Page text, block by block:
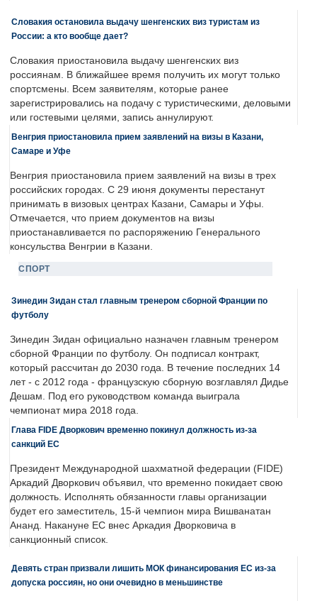
Словакия остановила выдачу шенгенских виз туристам из
России: а кто вообще дает?
Словакия приостановила выдачу шенгенских виз
россиянам. В ближайшее время получить их могут только
спортсмены. Всем заявителям, которые ранее
зарегистрировались на подачу с туристическими, деловыми
или гостевыми целями, запись аннулируют.
Венгрия приостановила прием заявлений на визы в Казани,
Самаре и Уфе
Венгрия приостановила прием заявлений на визы в трех
российских городах. С 29 июня документы перестанут
принимать в визовых центрах Казани, Самары и Уфы.
Отмечается, что прием документов на визы
приостанавливается по распоряжению Генерального
консульства Венгрии в Казани.
СПОРТ
Зинедин Зидан стал главным тренером сборной Франции по
футболу
Зинедин Зидан официально назначен главным тренером
сборной Франции по футболу. Он подписал контракт,
который рассчитан до 2030 года. В течение последних 14
лет - с 2012 года - французскую сборную возглавлял Дидье
Дешам. Под его руководством команда выиграла
чемпионат мира 2018 года.
Глава FIDE Дворкович временно покинул должность из-за
санкций ЕС
Президент Международной шахматной федерации (FIDE)
Аркадий Дворкович объявил, что временно покидает свою
должность. Исполнять обязанности главы организации
будет его заместитель, 15-й чемпион мира Вишванатан
Ананд. Накануне ЕС внес Аркадия Дворковича в
санкционный список.
Девять стран призвали лишить МОК финансирования ЕС из-за
допуска россиян, но они очевидно в меньшинстве